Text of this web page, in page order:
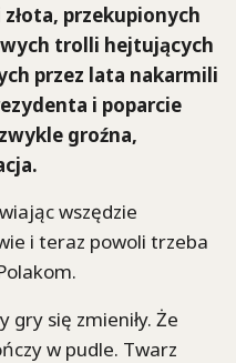
przekupionych
trolli hejtujących
przez lata nakarmili
i poparcie
groźna,
wszędzie
i teraz powoli trzeba
gry się zmieniły. Że
w pudle. Twarz